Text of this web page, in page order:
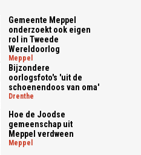
Gemeente Meppel
onderzoekt ook eigen
rol in Tweede
Wereldoorlog
meppel
Bijzondere
oorlogsfoto's 'uit de
schoenendoos van oma'
drenthe
Hoe de Joodse
gemeenschap uit
Meppel verdween
meppel